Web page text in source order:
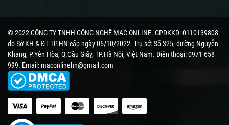
© 2022 CÔNG TY TNHH CÔNG NGHỆ MAC ONLINE. GPDKKD: 0110139808
do Sở KH & ĐT TP.HN cấp ngày 05/10/2022. Trụ sở: Số 325, đường Nguyễn
Khang, P.Yên Hòa, Q.Cầu Giấy, TP.Hà Nội, Việt Nam. Điện thoại: 0971 658
999. Email: maconlinehn@gmail.com